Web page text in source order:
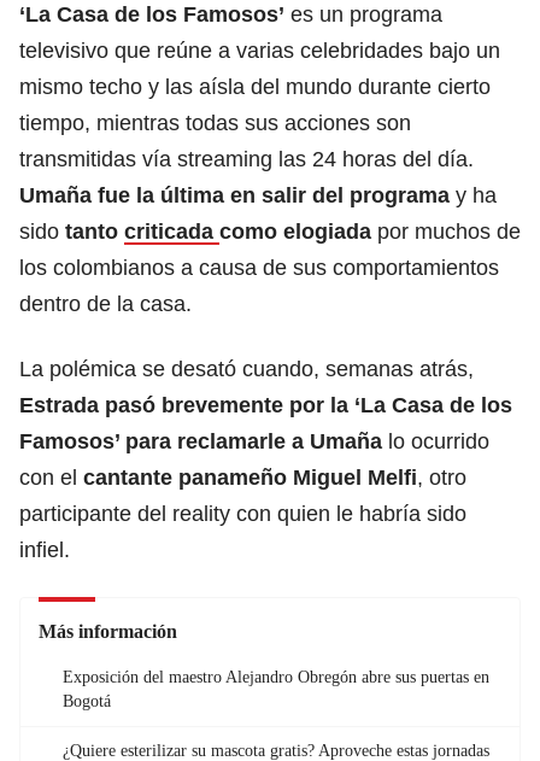
‘La Casa de los Famosos’ es un programa
televisivo que reúne a varias celebridades bajo un
mismo techo y las aísla del mundo durante cierto
tiempo, mientras todas sus acciones son
transmitidas vía streaming las 24 horas del día.
Umaña fue la última en salir del programa y ha
sido tanto criticada como elogiada por muchos de
los colombianos a causa de sus comportamientos
dentro de la casa.
La polémica se desató cuando, semanas atrás,
Estrada pasó brevemente por la ‘La Casa de los
Famosos’ para reclamarle a Umaña lo ocurrido
con el cantante panameño Miguel Melfi, otro
participante del reality con quien le habría sido
infiel.
Más información
Exposición del maestro Alejandro Obregón abre sus puertas en
Bogotá
¿Quiere esterilizar su mascota gratis? Aproveche estas jornadas